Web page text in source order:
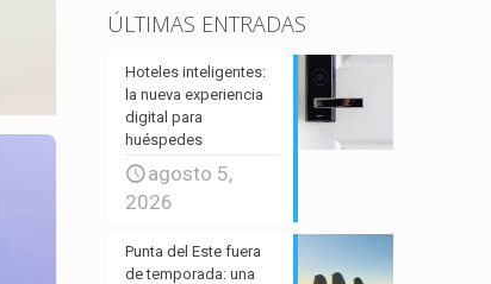
ÚLTIMAS ENTRADAS
Hoteles inteligentes:
la nueva experiencia
digital para
huéspedes
agosto 5,
2026
Punta del Este fuera
de temporada: una